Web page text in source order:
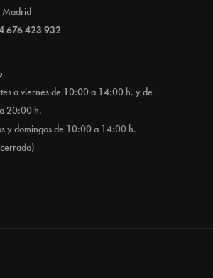
676 423 932
a viernes de 10:00 a 14:00 h. y de
20:00 h.
y domingos de 10:00 a 14:00 h.